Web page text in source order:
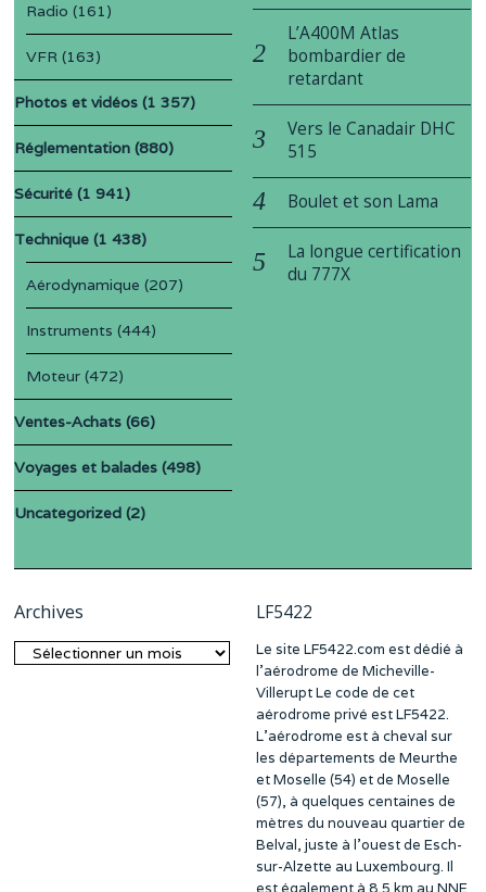
Radio (161)
VFR (163)
Photos et vidéos (1 357)
Réglementation (880)
Sécurité (1 941)
Technique (1 438)
Aérodynamique (207)
Instruments (444)
Moteur (472)
Ventes-Achats (66)
Voyages et balades (498)
Uncategorized (2)
L’A400M Atlas
bombardier de
retardant
Vers le Canadair DHC
515
Boulet et son Lama
La longue certification
du 777X
Archives
Archives
LF5422
Le site LF5422.com est dédié à
l’aérodrome de Micheville-
Villerupt Le code de cet
aérodrome privé est LF5422.
L’aérodrome est à cheval sur
les départements de Meurthe
et Moselle (54) et de Moselle
(57), à quelques centaines de
mètres du nouveau quartier de
Belval, juste à l’ouest de Esch-
sur-Alzette au Luxembourg. Il
est également à 8,5 km au NNE